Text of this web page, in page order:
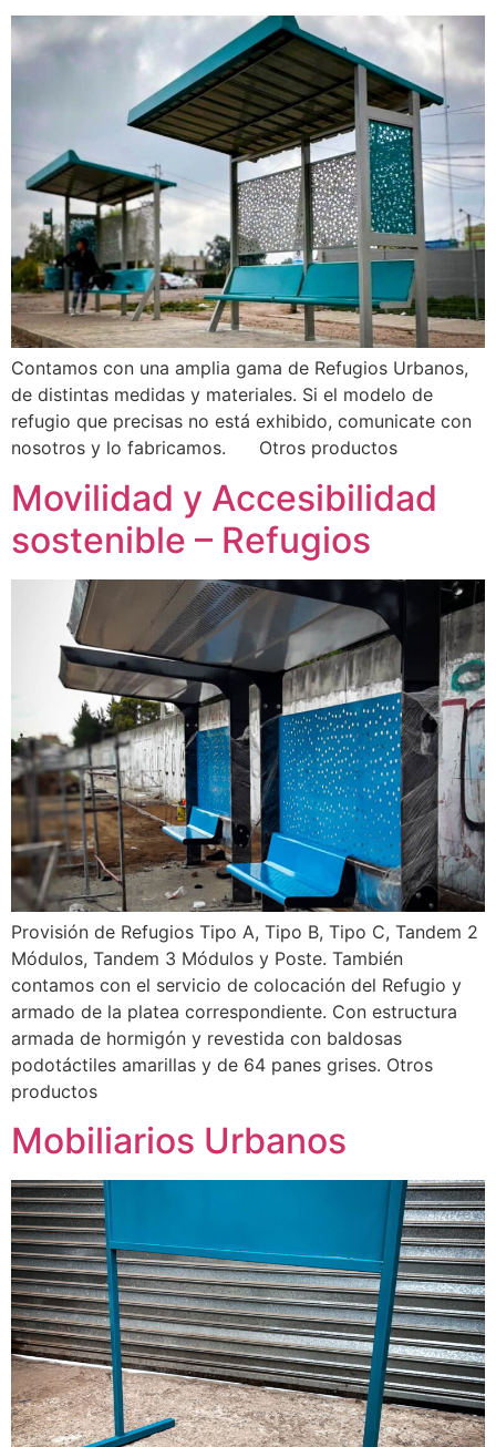
Contamos con una amplia gama de Refugios Urbanos,
de distintas medidas y materiales. Si el modelo de
refugio que precisas no está exhibido, comunicate con
nosotros y lo fabricamos. Otros productos
Movilidad y Accesibilidad
sostenible – Refugios
Provisión de Refugios Tipo A, Tipo B, Tipo C, Tandem 2
Módulos, Tandem 3 Módulos y Poste. También
contamos con el servicio de colocación del Refugio y
armado de la platea correspondiente. Con estructura
armada de hormigón y revestida con baldosas
podotáctiles amarillas y de 64 panes grises. Otros
productos
Mobiliarios Urbanos